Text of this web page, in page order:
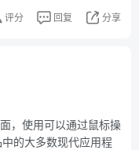
评分 回复 分享
，使用可以通过鼠标操
的大多数现代应用程